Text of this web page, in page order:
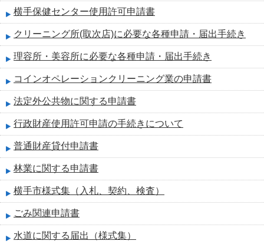
横手保健センター使用許可申請書
クリーニング所(取次店)に必要な各種申請・届出手続き
理容所・美容所に必要な各種申請・届出手続き
コインオペレーションクリーニング業の申請書
法定外公共物に関する申請書
行政財産使用許可申請の手続きについて
普通財産貸付申請書
林業に関する申請書
横手市様式集（入札、契約、検査）
ごみ関連申請書
水道に関する届出（様式集）